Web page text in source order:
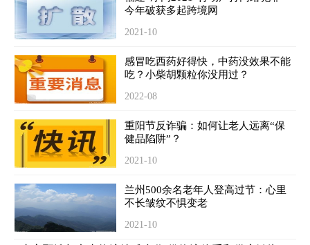
今年破获多起跨境网
2021-10
感冒吃西药好得快，中药没效果不能
吃？小柴胡颗粒你没用过？
2022-08
重阳节反诈骗：如何让老人远离“保
健品陷阱”？
2021-10
兰州500余名老年人登高过节：心里
不长皱纹不惧变老
2021-10